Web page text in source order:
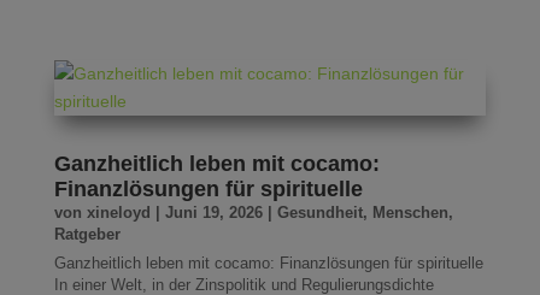
Ganzheitlich leben mit cocamo:
Finanzlösungen für spirituelle
von xineloyd Juni 19, 2026| Gesundheit, Menschen,
Ratgeber
Ganzheitlich leben mit cocamo: Finanzlösungen für spirituelle
In einer Welt, in der Zinspolitik und Regulierungsdichte